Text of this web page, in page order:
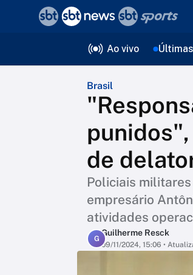
Ao vivo Últimas
Brasil
de
Policiais
empresário
atividades
G
Guilherme Resck
09/11/2024, 15:06 •
voltar
Editorias